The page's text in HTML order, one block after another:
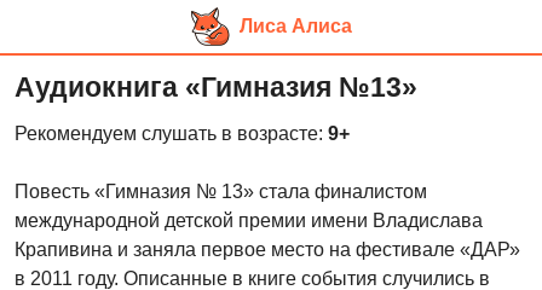
основному
Лиса Алиса
Аудиокнига «Гимназия №13»
Рекомендуем слушать в возрасте: 9+
Повесть «Гимназия № 13» стала финалистом
международной детской премии имени Владислава
Крапивина и заняла первое место на фестивале «ДАР»
в 2011 году. Описанные в книге события случились в